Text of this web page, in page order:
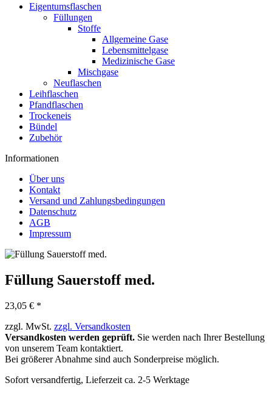
Eigentumsflaschen
Füllungen
Stoffe
Allgemeine Gase
Lebensmittelgase
Medizinische Gase
Mischgase
Neuflaschen
Leihflaschen
Pfandflaschen
Trockeneis
Bündel
Zubehör
Informationen
Über uns
Kontakt
Versand und Zahlungsbedingungen
Datenschutz
AGB
Impressum
Füllung Sauerstoff med.
23,05 € *
zzgl. MwSt. zzgl. Versandkosten
Versandkosten werden geprüft. Sie werden nach Ihrer Bestellung
von unserem Team kontaktiert.
Bei größerer Abnahme sind auch Sonderpreise möglich.
Sofort versandfertig, Lieferzeit ca. 2-5 Werktage